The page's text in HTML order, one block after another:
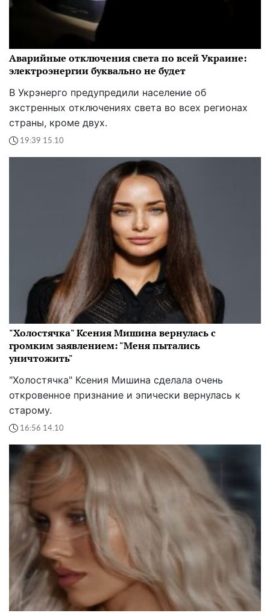
Аварийные отключения света по всей Украине:
электроэнергии буквально не будет
В Укрэнерго предупредили население об
экстренных отключениях света во всех регионах
страны, кроме двух.
19:39 15.10
"Холостячка" Ксения Мишина вернулась с
громким заявлением: "Меня пытались
уничтожить"
"Холостячка" Ксения Мишина сделала очень
откровенное признание и эпически вернулась к
старому.
16:56 14.10